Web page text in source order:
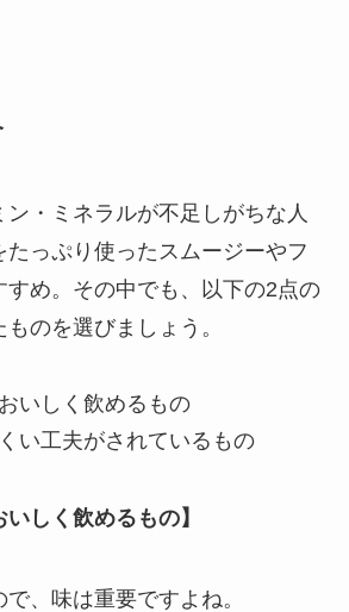
・ミネラルが不足しがちな人
たっぷり使ったスムージーやフ
すめ。その中でも、以下の2点の
のを選びましょう。
いしく飲めるもの
い工夫がされているもの
いしく飲めるもの】
、味は重要ですよね。